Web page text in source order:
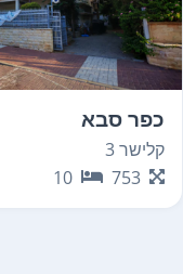
כפר סבא
קלישר 3
753
10